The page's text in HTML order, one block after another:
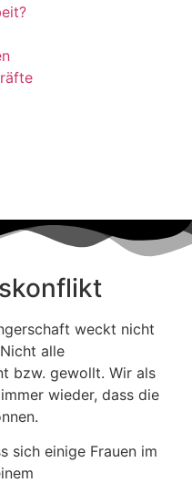
weckt nicht
alle
bzw. gewollt. Wir als
wieder, dass die
sich einige Frauen im